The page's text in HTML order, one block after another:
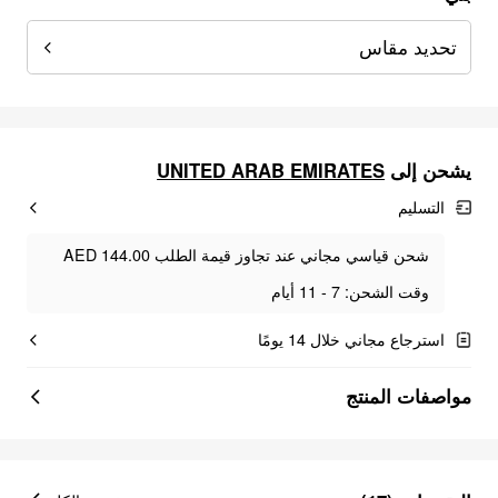
تحديد مقاس
يشحن إلى UNITED ARAB EMIRATES
التسليم
شحن قياسي مجاني عند تجاوز قيمة الطلب AED 144.00
وقت الشحن: 7 - 11 أيام
استرجاع مجاني خلال 14 يومًا
مواصفات المنتج